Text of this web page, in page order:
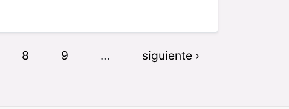
8 9 …
siguiente ›